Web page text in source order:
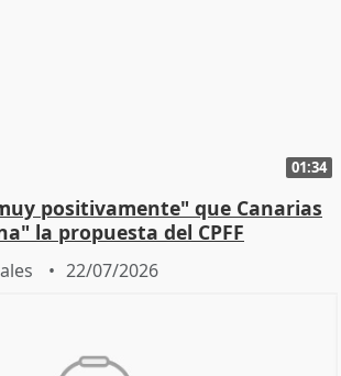
01:34
positivamente" que Canarias
la propuesta del CPFF
22/07/2026